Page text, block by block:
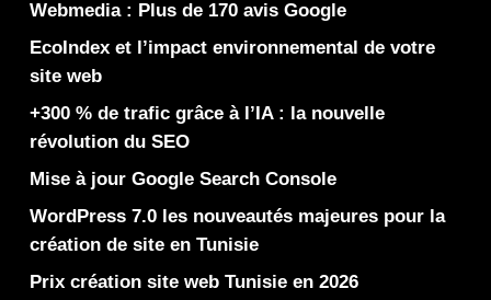
Webmedia : Plus de 170 avis Google
EcoIndex et l’impact environnemental de votre
site web
+300 % de trafic grâce à l’IA : la nouvelle
révolution du SEO
Mise à jour Google Search Console
WordPress 7.0 les nouveautés majeures pour la
création de site en Tunisie
Prix création site web Tunisie en 2026